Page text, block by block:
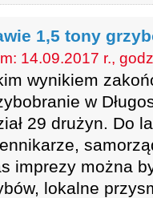
1,5 tony
14.09.2017 r.,
wynikiem
w
29 drużyn. Do
imprezy można
lokalne